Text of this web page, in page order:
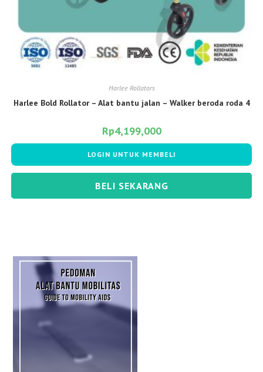
Harlee Rollators
Harlee Bold Rollator – Alat bantu jalan – Walker beroda roda 4
Rp4,199,000
LOGIN UNTUK MEMBELI
BELI SEKARANG